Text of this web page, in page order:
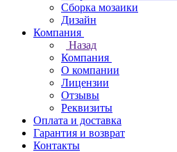
Сборка мозаики
Дизайн
Компания
Назад
Компания
О компании
Лицензии
Отзывы
Реквизиты
Оплата и доставка
Гарантия и возврат
Контакты